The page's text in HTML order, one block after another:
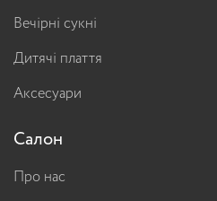
Вечірні сукні
Дитячі плаття
Аксесуари
Салон
Про нас